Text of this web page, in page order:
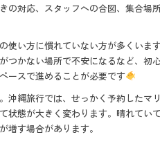
の対応、スタッフへの合図、集合場
使い方に慣れていない方が多くいま
つかない場所で不安になるなど、初
ースで進めることが必要です
沖縄旅行では、せっかく予約したマ
状態が大きく変わります。晴れてい
増す場合があります。